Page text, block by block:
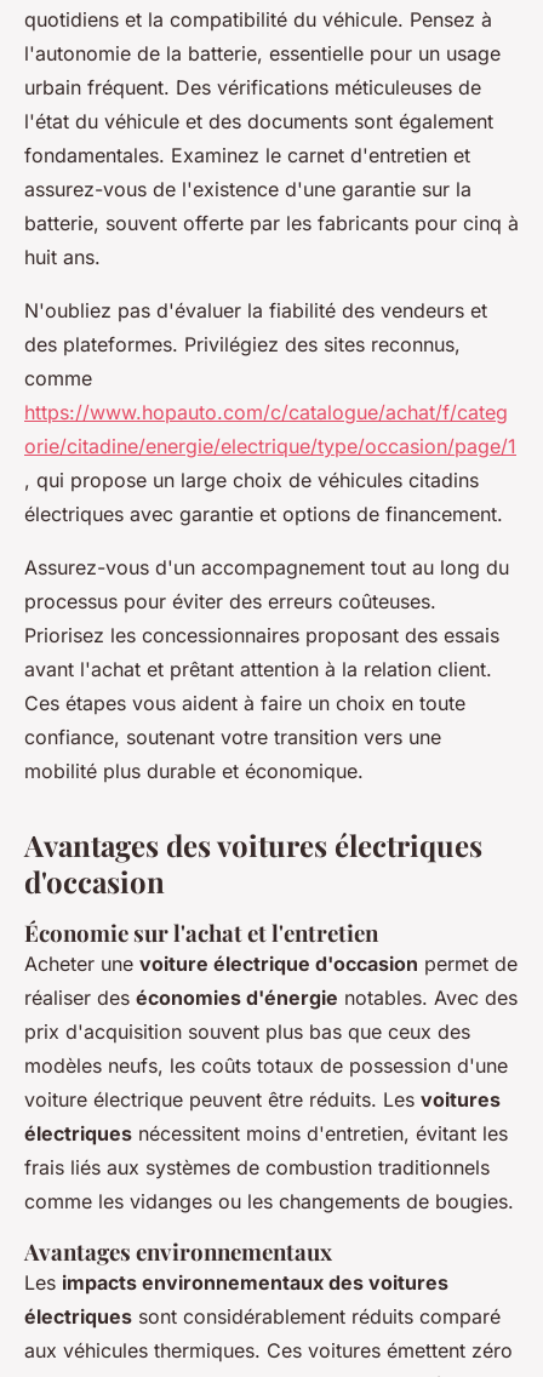
quotidiens et la compatibilité du véhicule. Pensez à
l'autonomie de la batterie, essentielle pour un usage
urbain fréquent. Des vérifications méticuleuses de
l'état du véhicule et des documents sont également
fondamentales. Examinez le carnet d'entretien et
assurez-vous de l'existence d'une garantie sur la
batterie, souvent offerte par les fabricants pour cinq à
huit ans.
N'oubliez pas d'évaluer la fiabilité des vendeurs et
des plateformes. Privilégiez des sites reconnus,
comme
https://www.hopauto.com/c/catalogue/achat/f/categ
orie/citadine/energie/electrique/type/occasion/page/1
, qui propose un large choix de véhicules citadins
électriques avec garantie et options de financement.
Assurez-vous d'un accompagnement tout au long du
processus pour éviter des erreurs coûteuses.
Priorisez les concessionnaires proposant des essais
avant l'achat et prêtant attention à la relation client.
Ces étapes vous aident à faire un choix en toute
confiance, soutenant votre transition vers une
mobilité plus durable et économique.
Avantages des voitures électriques
d'occasion
Économie sur l'achat et l'entretien
Acheter une voiture électrique d'occasion permet de
réaliser des économies d'énergie notables. Avec des
prix d'acquisition souvent plus bas que ceux des
modèles neufs, les coûts totaux de possession d'une
voiture électrique peuvent être réduits. Les voitures
électriques nécessitent moins d'entretien, évitant les
frais liés aux systèmes de combustion traditionnels
comme les vidanges ou les changements de bougies.
Avantages environnementaux
Les impacts environnementaux des voitures
électriques sont considérablement réduits comparé
aux véhicules thermiques. Ces voitures émettent zéro